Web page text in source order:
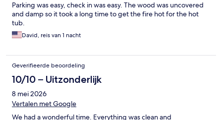
Parking was easy, check in was easy. The wood was uncovered
and damp so it took a long time to get the fire hot for the hot
tub.
David, reis van 1 nacht
Geverifieerde beoordeling
10/10 – Uitzonderlijk
8 mei 2026
Vertalen met Google
We had a wonderful time. Everything was clean and